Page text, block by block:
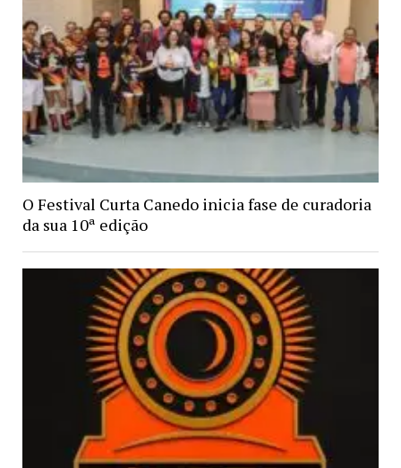
O Festival Curta Canedo inicia fase de curadoria
da sua 10ª edição